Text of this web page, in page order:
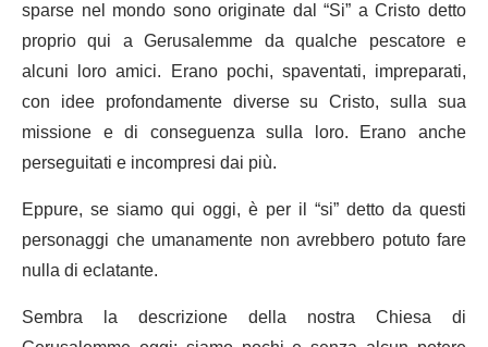
sparse nel mondo sono originate dal “Si” a Cristo detto
proprio qui a Gerusalemme da qualche pescatore e
alcuni loro amici. Erano pochi, spaventati, impreparati,
con idee profondamente diverse su Cristo, sulla sua
missione e di conseguenza sulla loro. Erano anche
perseguitati e incompresi dai più.
Eppure, se siamo qui oggi, è per il “si” detto da questi
personaggi che umanamente non avrebbero potuto fare
nulla di eclatante.
Sembra la descrizione della nostra Chiesa di